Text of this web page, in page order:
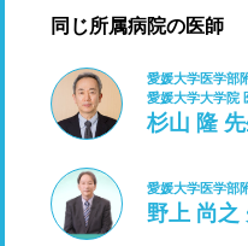
同じ所属病院の医師
愛媛大学医学部
愛媛大学大学院
杉山 隆
愛媛大学医学部
野上 尚之